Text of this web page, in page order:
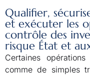
Qualifier,
et exécuter les
contrôle des
risque État et
Certaines
comme de simples